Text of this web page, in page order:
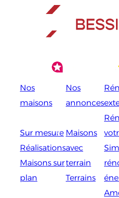
Nos
maisons
Sur mesure
Réalisations
Maisons sur
plan
Nos
annonces
Maisons
avec
terrain
Terrains